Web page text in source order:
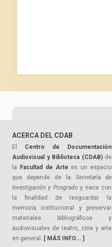
ACERCA DEL CDAB
El Centro de Documentación
Audiovisual y Biblioteca (CDAB)de
la
Facultad de Arte es un espacio
que depende de la Secretaría de
Investigación y Posgrado y nace con
la finalidad de resguardar la
memoria institucional y preservar
materiales bibliográficos y
audiovisuales de teatro, cine y arte
en general. [ MÁS INFO... ]